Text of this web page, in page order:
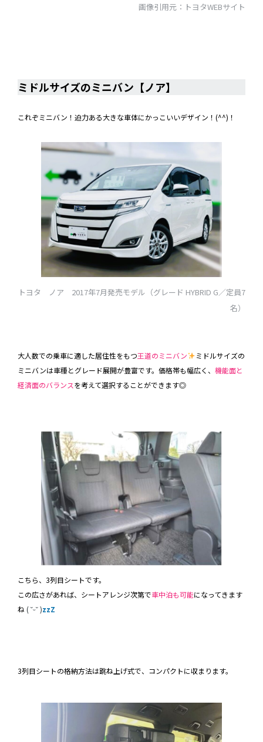
画像引用元：トヨタWEBサイト
ミドルサイズのミニバン【ノア】
これぞミニバン！迫力ある大きな車体にかっこいいデザイン！(^^)！
トヨタ ノア 2017年7月発売モデル（グレード HYBRID G／定員7
名）
大人数での乗車に適した居住性をもつ王道のミニバン
ミドルサイズの
ミニバンは車種とグレード展開が豊富です。価格帯も幅広く、 機能面と
経済面のバランスを考えて選択することができます◎
こちら、3列目シートです。
この広さがあれば、シートアレンジ次第で車中泊も可能になってきます
ね ( ˘ᵕ˘ )zzZ
3列目シートの格納方法は跳ね上げ式で、コンパクトに収まります。